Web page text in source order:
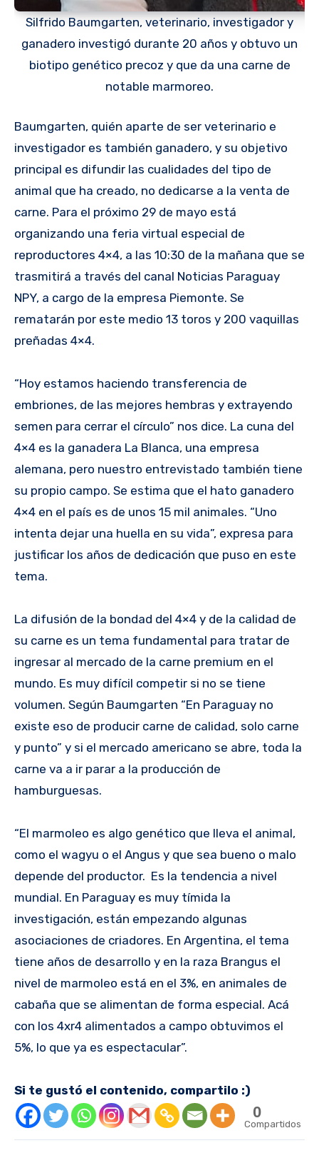
Silfrido Baumgarten, veterinario, investigador y
ganadero investigó durante 20 años y obtuvo un
biotipo genético precoz y que da una carne de
notable marmoreo.
Baumgarten, quién aparte de ser veterinario e
investigador es también ganadero, y su objetivo
principal es difundir las cualidades del tipo de
animal que ha creado, no dedicarse a la venta de
carne. Para el próximo 29 de mayo está
organizando una feria virtual especial de
reproductores 4×4, a las 10:30 de la mañana que se
trasmitirá a través del canal Noticias Paraguay
NPY, a cargo de la empresa Piemonte. Se
rematarán por este medio 13 toros y 200 vaquillas
preñadas 4×4.
“Hoy estamos haciendo transferencia de
embriones, de las mejores hembras y extrayendo
semen para cerrar el círculo” nos dice. La cuna del
4×4 es la ganadera La Blanca, una empresa
alemana, pero nuestro entrevistado también tiene
su propio campo. Se estima que el hato ganadero
4×4 en el país es de unos 15 mil animales. “Uno
intenta dejar una huella en su vida”, expresa para
justificar los años de dedicación que puso en este
tema.
La difusión de la bondad del 4×4 y de la calidad de
su carne es un tema fundamental para tratar de
ingresar al mercado de la carne premium en el
mundo. Es muy difícil competir si no se tiene
volumen. Según Baumgarten “En Paraguay no
existe eso de producir carne de calidad, solo carne
y punto” y si el mercado americano se abre, toda la
carne va a ir parar a la producción de
hamburguesas.
“El marmoleo es algo genético que lleva el animal,
como el wagyu o el Angus y que sea bueno o malo
depende del productor. Es la tendencia a nivel
mundial. En Paraguay es muy tímida la
investigación, están empezando algunas
asociaciones de criadores. En Argentina, el tema
tiene años de desarrollo y en la raza Brangus el
nivel de marmoleo está en el 3%, en animales de
cabaña que se alimentan de forma especial. Acá
con los 4xr4 alimentados a campo obtuvimos el
5%, lo que ya es espectacular”.
Si te gustó el contenido, compartilo :)
0
Compartidos